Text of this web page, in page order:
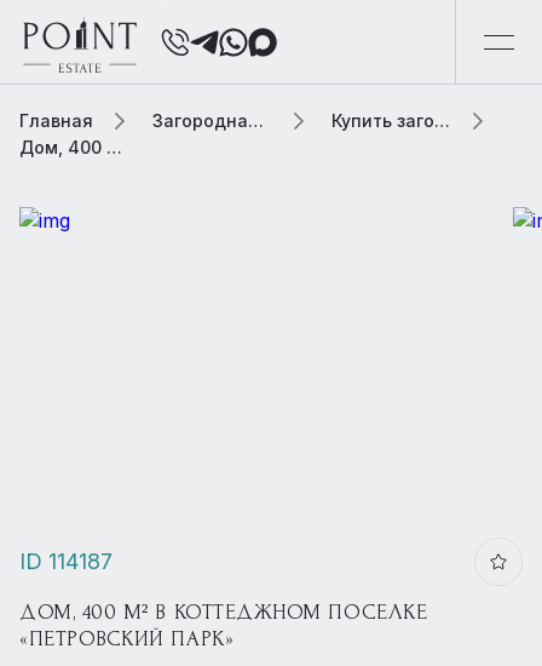
Главная Загородная элитная недвижимость
Купить загородную элитную недвижимость
Дом, 400 м² В коттеджном поселке «Петровский Парк»
ID 114187
ДОМ, 400 М² В КОТТЕДЖНОМ ПОСЕЛКЕ
«ПЕТРОВСКИЙ ПАРК»